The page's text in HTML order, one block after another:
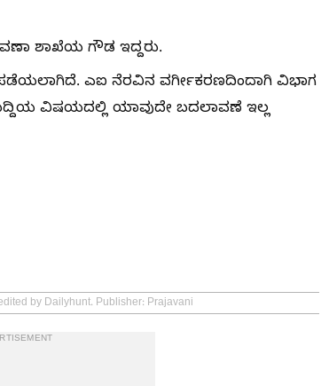
ಶಾಖೆಯ ಗೌಡ ಇದ್ದರು.
ಎಐ ನೆರವಿನ ವರ್ಗೀಕರಣದಿಂದಾಗಿ ವಿಭಾಗ
ವಿಷಯದಲ್ಲಿ ಯಾವುದೇ ಬದಲಾವಣೆ ಇಲ್ಲ
by Dailyhunt. Publisher: Prajavani